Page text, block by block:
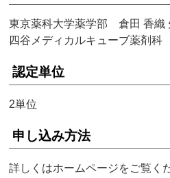
東京薬科大学薬学部 倉田 香織
四谷メディカルキューブ薬剤
認定単位
2単位
申し込み方法
詳しくはホームページをご覧く